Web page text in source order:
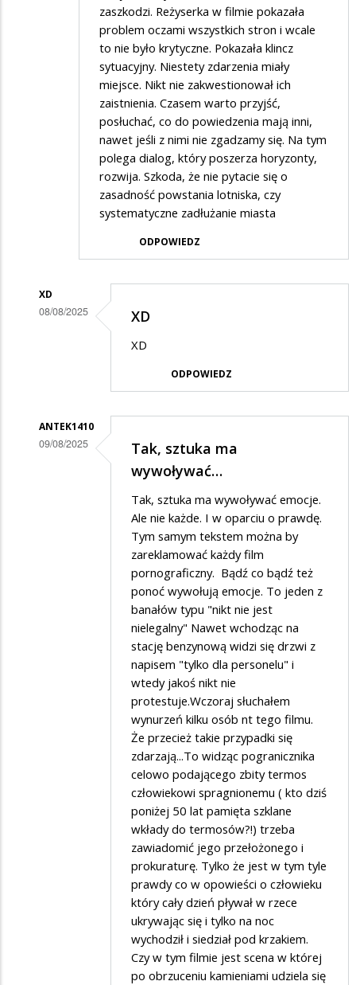
zaszkodzi. Reżyserka w filmie pokazała
problem oczami wszystkich stron i wcale
to nie było krytyczne. Pokazała klincz
sytuacyjny. Niestety zdarzenia miały
miejsce. Nikt nie zakwestionował ich
zaistnienia. Czasem warto przyjść,
posłuchać, co do powiedzenia mają inni,
nawet jeśli z nimi nie zgadzamy się. Na tym
polega dialog, który poszerza horyzonty,
rozwija. Szkoda, że nie pytacie się o
zasadność powstania lotniska, czy
systematyczne zadłużanie miasta
ODPOWIEDZ
XD
08/08/2025
odpowiedzi
na
XD
XD
ODPOWIEDZ
ANTEK1410
09/08/2025
Tak, sztuka ma
wywoływać…
Tak, sztuka ma wywoływać emocje.
Ale nie każde. I w oparciu o prawdę.
Tym samym tekstem można by
zareklamować każdy film
pornograficzny. Bądź co bądź też
ponoć wywołują emocje. To jeden z
banałów typu "nikt nie jest
nielegalny" Nawet wchodząc na
stację benzynową widzi się drzwi z
napisem "tylko dla personelu" i
wtedy jakoś nikt nie
protestuje.Wczoraj słuchałem
wynurzeń kilku osób nt tego filmu.
Że przecież takie przypadki się
zdarzają...To widząc pogranicznika
celowo podającego zbity termos
człowiekowi spragnionemu ( kto dziś
poniżej 50 lat pamięta szklane
wkłady do termosów?!) trzeba
zawiadomić jego przełożonego i
prokuraturę. Tylko że jest w tym tyle
prawdy co w opowieści o człowieku
który cały dzień pływał w rzece
ukrywając się i tylko na noc
wychodził i siedział pod krzakiem.
Czy w tym filmie jest scena w której
po obrzuceniu kamieniami udziela się